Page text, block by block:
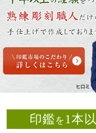
印鑑 を 1本